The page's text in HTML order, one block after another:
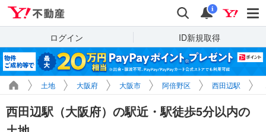
検索 通知
i
ログイン ID新規取得
土地 大阪府 大阪市 阿倍野区 西田辺駅
西田辺駅（大阪府）の駅近・駅徒歩5分以内の